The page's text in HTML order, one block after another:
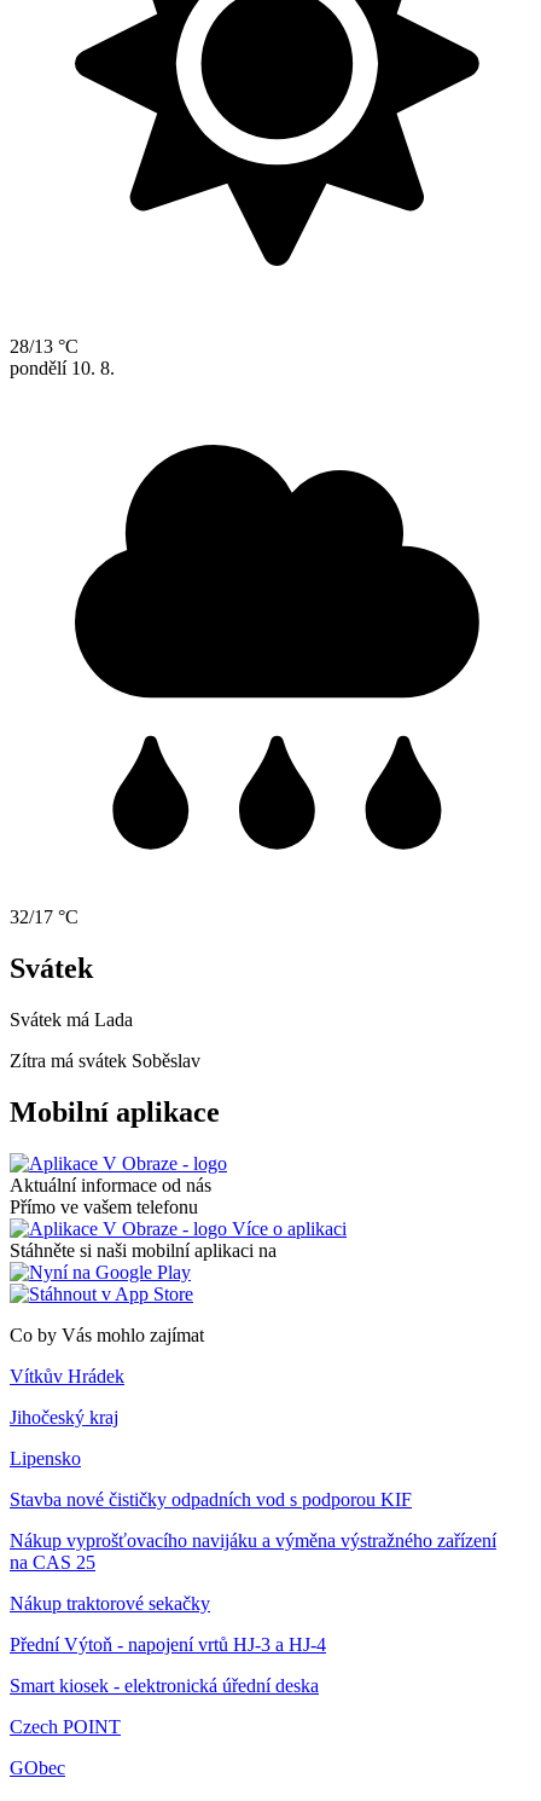
28/13 °C
pondělí 10. 8.
32/17 °C
Svátek
Svátek má Lada
Zítra má svátek Soběslav
Mobilní aplikace
Aktuální informace od nás
Přímo ve vašem telefonu
Více o aplikaci
Stáhněte si naši mobilní aplikaci na
Co by Vás mohlo zajímat
Vítkův Hrádek
Jihočeský kraj
Lipensko
Stavba nové čističky odpadních vod s podporou KIF
Nákup vyprošťovacího navijáku a výměna výstražného zařízení
na CAS 25
Nákup traktorové sekačky
Přední Výtoň - napojení vrtů HJ-3 a HJ-4
Smart kiosek - elektronická úřední deska
Czech POINT
GObec